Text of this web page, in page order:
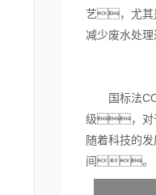
艺，尤其
减少废水处
国标法
级，对
随着科技的
间。